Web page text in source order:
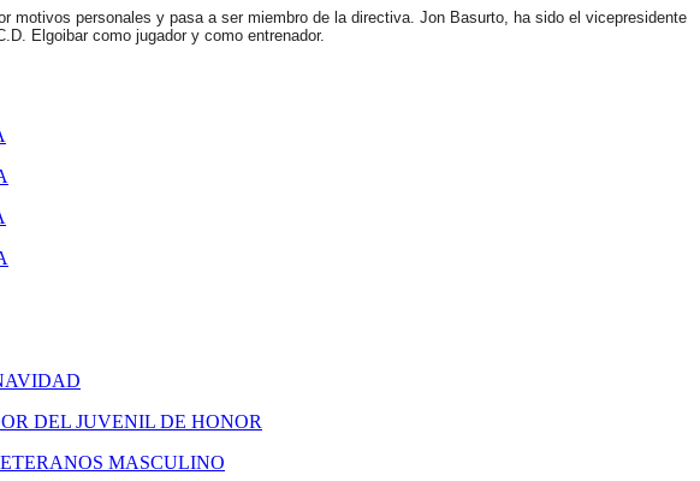
motivos personales y pasa a ser miembro de la directiva. Jon Basurto, ha sido el vicepresidente
Elgoibar como jugador y como entrenador.
DEL JUVENIL DE HONOR
MASCULINO